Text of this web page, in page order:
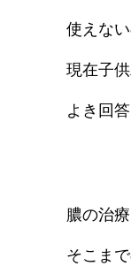
使えな
現在子
よき回
膿の治
そこま